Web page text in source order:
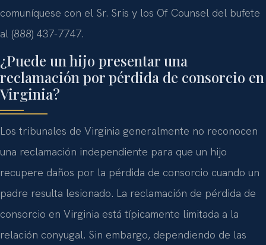
comuníquese con el Sr. Sris y los Of Counsel del bufete
al (888) 437-7747.
¿Puede un hijo presentar una
reclamación por pérdida de consorcio en
Virginia?
Los tribunales de Virginia generalmente no reconocen
una reclamación independiente para que un hijo
recupere daños por la pérdida de consorcio cuando un
padre resulta lesionado. La reclamación de pérdida de
consorcio en Virginia está típicamente limitada a la
relación conyugal. Sin embargo, dependiendo de las